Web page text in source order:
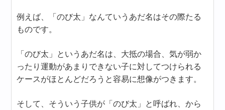
例えば、「のび太」なんていうあだ名はその際たる
ものです。
「のび太」というあだ名は、大抵の場合、気が弱か
ったり運動があまりできない子に対してつけられる
ケースがほとんどだろうと容易に想像がつきます。
そして、そういう子供が「のび太」と呼ばれ、から